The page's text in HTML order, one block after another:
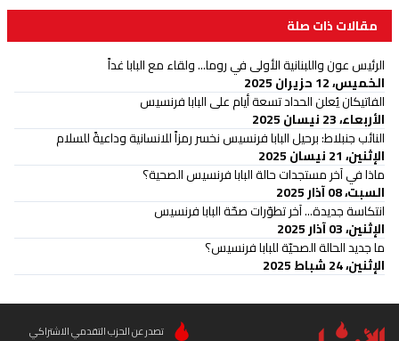
مقالات ذات صلة
الرئيس عون واللبنانية الأولى في روما... ولقاء مع البابا غداً
الخميس، 12 حزيران 2025
الفاتيكان يُعلن الحداد تسعة أيام على البابا فرنسيس
الأربعاء، 23 نيسان 2025
النائب جنبلاط: برحيل البابا فرنسيس نخسر رمزاً للانسانية وداعيةً للسلام
الإثنين، 21 نيسان 2025
ماذا في آخر مستجدات حالة البابا فرنسيس الصحية؟
السبت، 08 آذار 2025
انتكاسة جديدة... آخر تطوّرات صحّة البابا فرنسيس
الإثنين، 03 آذار 2025
ما جديد الحالة الصحيّة للبابا فرنسيس؟
الإثنين، 24 شباط 2025
تصدر عن الحزب التقدمي الاشتراكي